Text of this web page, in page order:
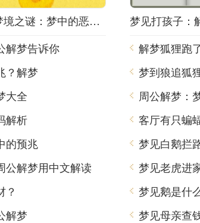
梦境之谜：梦中的恶梦该如何解梦？
解梦告诉你
？解梦
大全
解析
的预兆
公解梦用中文解读
？
解梦
解梦狐狸跑
梦到狼追狐
周公解梦：
客厅有只蝙
梦见白鹅拦
梦见老虎进
梦见鹅是什
梦见母亲查